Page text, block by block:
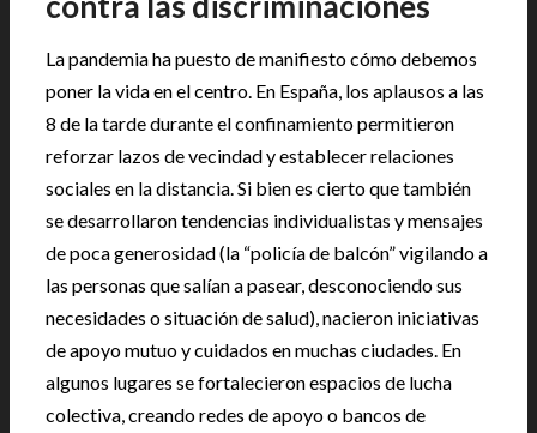
La pandemia ha puesto de manifiesto cómo debemos
poner la vida en el centro. En España, los aplausos a las
8 de la tarde durante el confinamiento permitieron
reforzar lazos de vecindad y establecer relaciones
sociales en la distancia. Si bien es cierto que también
se desarrollaron tendencias individualistas y mensajes
de poca generosidad (la “policía de balcón” vigilando a
las personas que salían a pasear, desconociendo sus
necesidades o situación de salud), nacieron iniciativas
de apoyo mutuo y cuidados en muchas ciudades. En
algunos lugares se fortalecieron espacios de lucha
colectiva, creando redes de apoyo o bancos de